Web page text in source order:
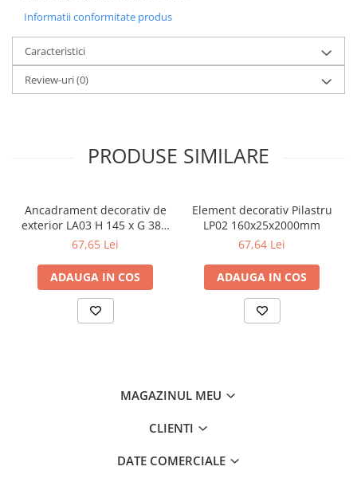
Informatii conformitate produs
Caracteristici
Review-uri(0)
PRODUSE SIMILARE
Ancadrament decorativ de
exterior LA03 H 145 x G 38 x
L 2000 mm
67,65 Lei
ADAUGA IN COS
Element decorativ Pilastru
LP02 160x25x2000mm
67,64 Lei
ADAUGA IN COS
MAGAZINUL MEU
CLIENTI
DATE COMERCIALE